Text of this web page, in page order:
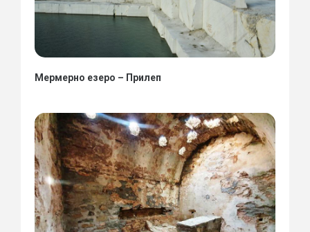
Мермерно езеро – Прилеп